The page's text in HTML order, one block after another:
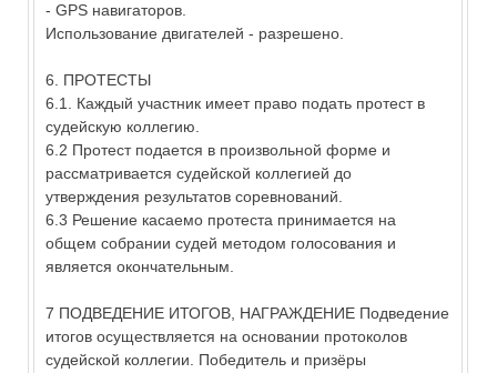
- GPS навигаторов.
Использование двигателей - разрешено.
6. ПРОТЕСТЫ
6.1. Каждый участник имеет право подать протест в
судейскую коллегию.
6.2 Протест подается в произвольной форме и
рассматривается судейской коллегией до
утверждения результатов соревнований.
6.3 Решение касаемо протеста принимается на
общем собрании судей методом голосования и
является окончательным.
7 ПОДВЕДЕНИЕ ИТОГОВ, НАГРАЖДЕНИЕ Подведение
итогов осуществляется на основании протоколов
судейской коллегии. Победитель и призёры